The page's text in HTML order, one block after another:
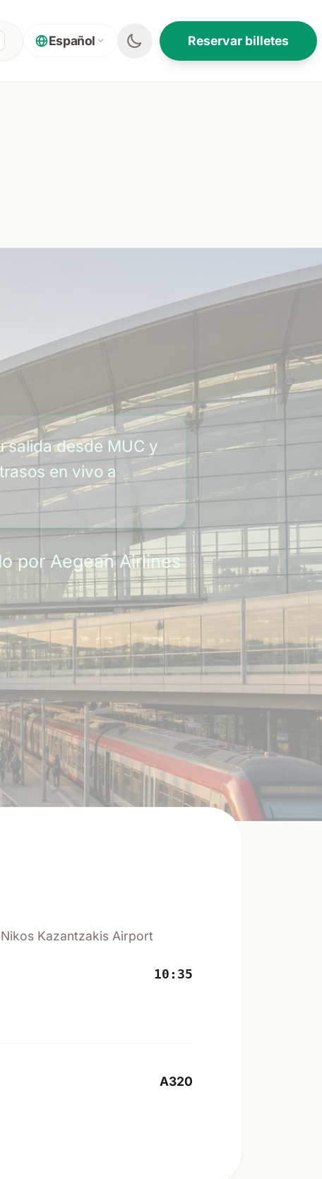
Español Reservar billetes
salida desde MUC y
en vivo a
por Aegean Airlines
Kazantzakis Airport
10:35
A320